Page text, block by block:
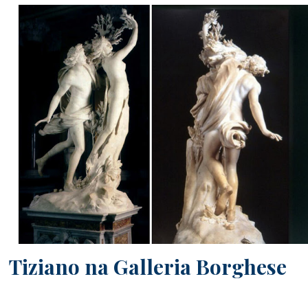
Tiziano na Galleria Borghese